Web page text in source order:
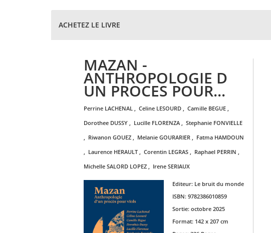
ACHETEZ LE LIVRE
MAZAN -
ANTHROPOLOGIE D
UN PROCES POUR...
perrine LACHENAL , celine LESOURD , camille BEGUE ,
dorothee DUSSY , lucille FLORENZA , stephanie FONVIELLE
,
riwanon GOUEZ , melanie GOURARIER , fatma HAMDOUN
,
laurence HERAULT , corentin LEGRAS , raphael PERRIN ,
michelle SALORD LOPEZ , irene SERIAUX
Editeur: Le bruit du monde
ISBN: 9782386010859
Sortie: octobre 2025
Format: 142 x 207 cm